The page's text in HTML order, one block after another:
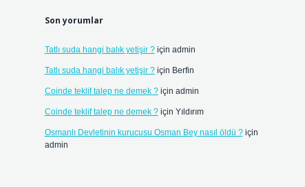
Son yorumlar
Tatlı suda hangi balık yetişir ?için admin
Tatlı suda hangi balık yetişir ?için Berfin
Coinde teklif talep ne demek ?için admin
Coinde teklif talep ne demek ?için Yıldırım
Osmanlı Devletinin kurucusu Osman Bey nasıl öldü ?için
admin